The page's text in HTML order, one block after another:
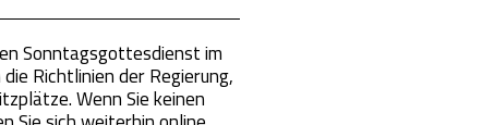
Sonntagsgottesdienst im
Richtlinien der Regierung,
Wenn Sie keinen